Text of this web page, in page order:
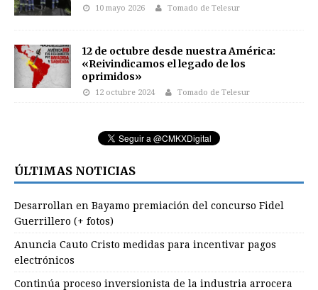
10 mayo 2026 Tomado de Telesur
12 de octubre desde nuestra América:
«Reivindicamos el legado de los
oprimidos»
12 octubre 2024 Tomado de Telesur
ÚLTIMAS NOTICIAS
Desarrollan en Bayamo premiación del concurso Fidel
Guerrillero (+ fotos)
Anuncia Cauto Cristo medidas para incentivar pagos
electrónicos
Continúa proceso inversionista de la industria arrocera